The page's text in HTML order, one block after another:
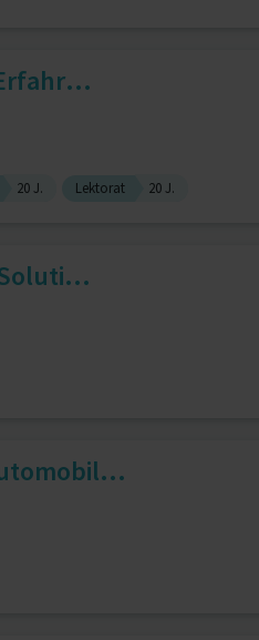
20 J. Lektorat 20 J.